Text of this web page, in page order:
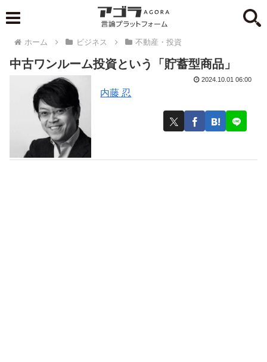
ホーム ビジネス 不動産・投資
中古ワンルーム投資という「貯蓄型商品」
内藤 忍
2024.10.01 06:00